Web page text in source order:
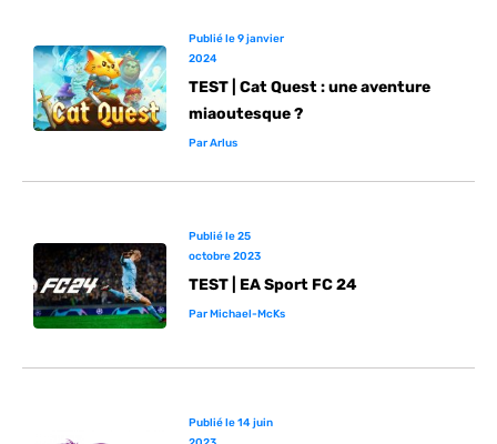
Publié le9 janvier
2024
TEST | Cat Quest : une aventure
miaoutesque ?
ParArlus
Publié le25
octobre 2023
TEST | EA Sport FC 24
ParMichael-McKs
Publié le14 juin